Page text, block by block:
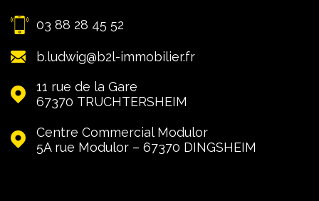
03 88 28 45 52
b.ludwig@b2l-immobilier.fr
11 rue de la Gare
67370
TRUCHTERSHEIM
Centre Commercial Modulor
5A rue Modulor – 67370
DINGSHEIM